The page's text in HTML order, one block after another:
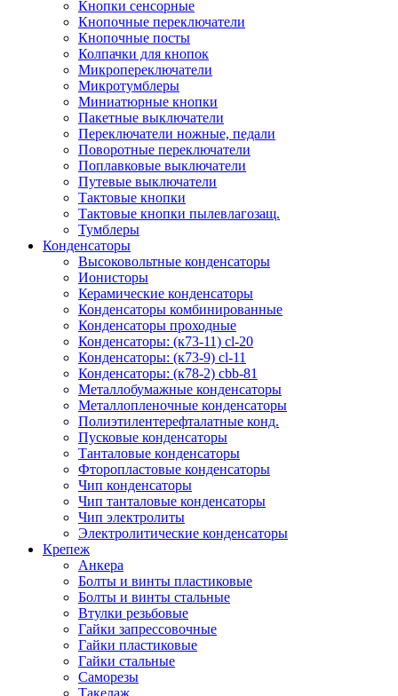
Кнопки сенсорные
Кнопочные переключатели
Кнопочные посты
Колпачки для кнопок
Микропереключатели
Микротумблеры
Миниатюрные кнопки
Пакетные выключатели
Переключатели ножные, педали
Поворотные переключатели
Поплавковые выключатели
Путевые выключатели
Тактовые кнопки
Тактовые кнопки пылевлагозащ.
Тумблеры
Конденсаторы
Высоковольтные конденсаторы
Ионисторы
Керамические конденсаторы
Конденсаторы комбинированные
Конденсаторы проходные
Конденсаторы: (к73-11) cl-20
Конденсаторы: (к73-9) cl-11
Конденсаторы: (к78-2) cbb-81
Металлобумажные конденсаторы
Металлопленочные конденсаторы
Полиэтилентерефталатные конд.
Пусковые конденсаторы
Танталовые конденсаторы
Фторопластовые конденсаторы
Чип конденсаторы
Чип танталовые конденсаторы
Чип электролиты
Электролитические конденсаторы
Крепеж
Анкера
Болты и винты пластиковые
Болты и винты стальные
Втулки резьбовые
Гайки запрессовочные
Гайки пластиковые
Гайки стальные
Саморезы
Такелаж